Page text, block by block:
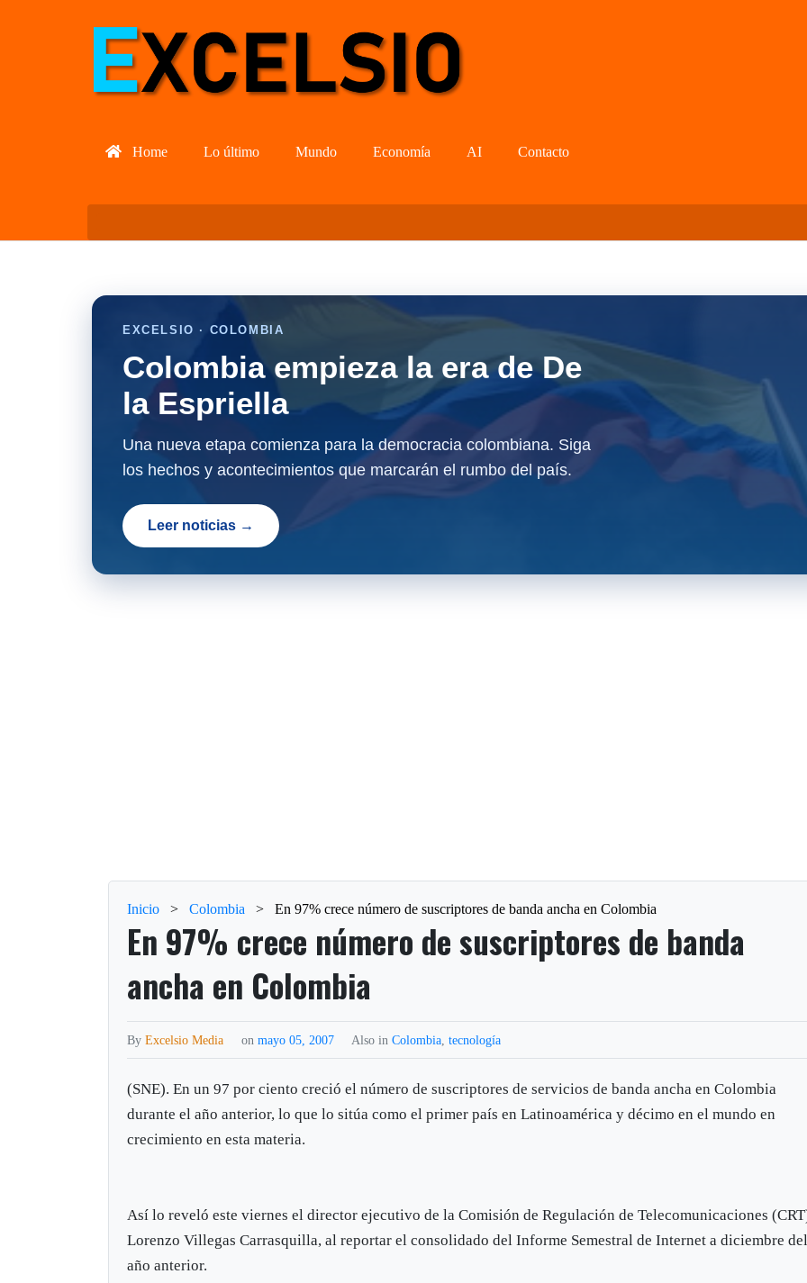
Home Lo último Mundo Economía AI Contacto
EXCELSIO · COLOMBIA
Colombia empieza la era de De
la Espriella
Una nueva etapa comienza para la democracia colombiana. Siga
los hechos y acontecimientos que marcarán el rumbo del país.
Leer noticias →
Inicio > Colombia > En 97% crece número de suscriptores de banda ancha en Colombia
En 97% crece número de suscriptores de banda
ancha en Colombia
ByExcelsio Media onmayo 05, 2007 Also inColombia ,tecnología
(SNE). En un 97 por ciento creció el número de suscriptores de servicios de banda ancha en Colombia
durante el año anterior, lo que lo sitúa como el primer país en Latinoamérica y décimo en el mundo en
crecimiento en esta materia.
Así lo reveló este viernes el director ejecutivo de la Comisión de Regulación de Telecomunicaciones
Lorenzo Villegas Carrasquilla, al reportar el consolidado del Informe Semestral de Internet a diciembre del
año anterior.